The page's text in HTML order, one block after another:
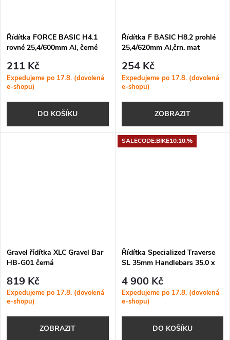
Řídítka FORCE BASIC H4.1
rovné 25,4/600mm Al, černé
211 Kč
Expedujeme po 17.8. (dovolená
e-shopu)
DO KOŠÍKU
Řídítka F BASIC H8.2 prohlé
25,4/620mm Al,črn. mat
254 Kč
Expedujeme po 17.8. (dovolená
e-shopu)
ZOBRAZIT
Gravel řídítka XLC Gravel Bar
HB-G01 černá
819 Kč
Expedujeme po 17.8. (dovolená
e-shopu)
ZOBRAZIT
SALECODE:BIKE10:10:%
Řídítka Specialized Traverse
SL 35mm Handlebars 35.0 x
4 900 Kč
Expedujeme po 17.8. (dovolená
e-shopu)
DO KOŠÍKU